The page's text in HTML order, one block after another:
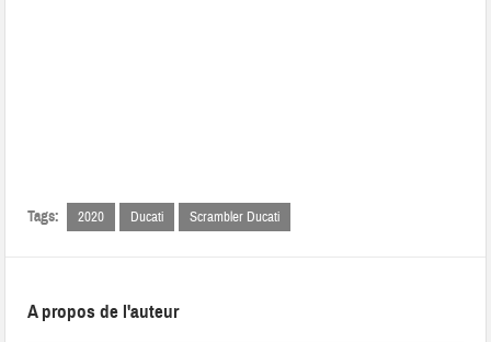
Tags: 2020 Ducati Scrambler Ducati
A propos de l'auteur